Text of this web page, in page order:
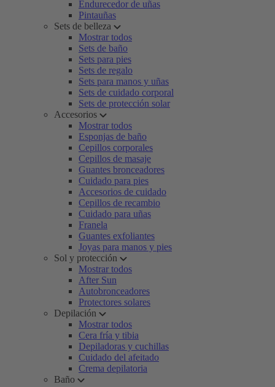
Endurecedor de uñas
Pintauñas
Sets de belleza
Mostrar todos
Sets de baño
Sets para pies
Sets de regalo
Sets para manos y uñas
Sets de cuidado corporal
Sets de protección solar
Accesorios
Mostrar todos
Esponjas de baño
Cepillos corporales
Cepillos de masaje
Guantes bronceadores
Cuidado para pies
Accesorios de cuidado
Cepillos de recambio
Cuidado para uñas
Franela
Guantes exfoliantes
Joyas para manos y pies
Sol y protección
Mostrar todos
After Sun
Autobronceadores
Protectores solares
Depilación
Mostrar todos
Cera fría y tibia
Depiladoras y cuchillas
Cuidado del afeitado
Crema depilatoria
Baño